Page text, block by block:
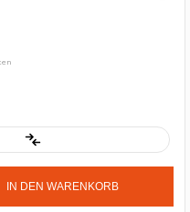
IN DEN WARENKORB